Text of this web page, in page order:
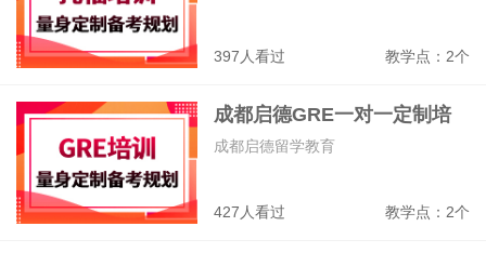
高三艺考文化课全日制、高三艺术生全日
单招
397人看过 教学点：2个
成都启德GRE一对一定制培
训班
427人看过 教学点：2个
成都启德留学教育